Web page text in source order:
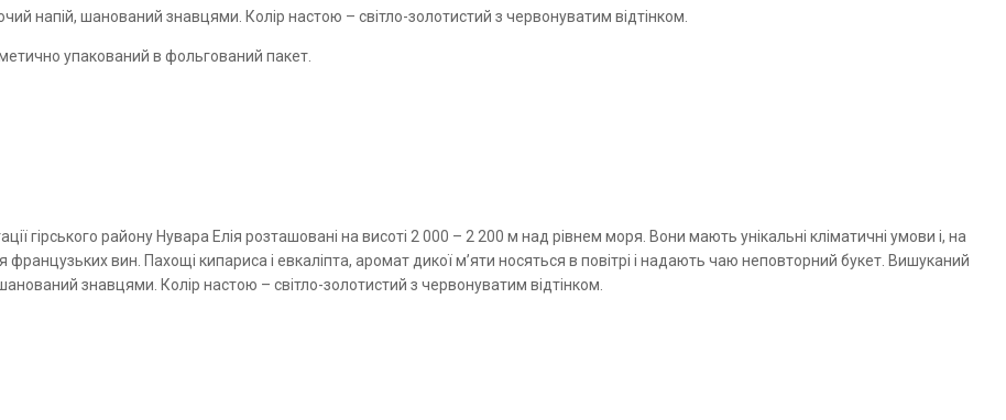
напій, шанований знавцями. Колір настою – світло-золотистий з червонуватим відтінком.
упакований в фольгований пакет.
гірського району Нувара Елія розташовані на висоті 2 000 – 2 200 м над рівнем моря. Вони мають унікальні кліматичні умови і, на
вин. Пахощі кипариса і евкаліпта, аромат дикої м’яти носяться в повітрі і надають чаю неповторний букет. Вишуканий
знавцями. Колір настою – світло-золотистий з червонуватим відтінком.